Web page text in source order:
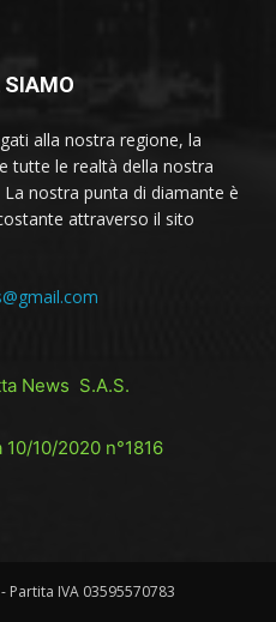
SIAMO
alla nostra regione, la
tutte le realtà della nostra
nostra punta di diamante è
attraverso il sito
News S.A.S.
10/2020 n°1816
IVA 03595570783